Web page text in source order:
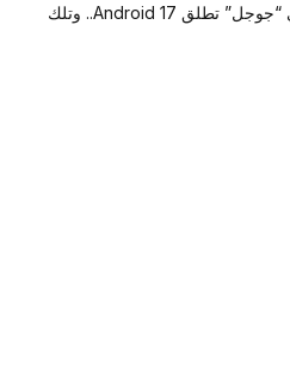
لأجهزة Pixel| بشكل رسمي “جوجل” تطلق Android 17.. وتلك